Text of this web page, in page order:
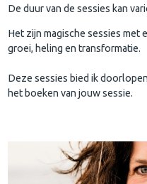
De duur van de sessies kan
Het zijn magische sessies met
groei, heling en transformatie.
Deze sessies bied ik
het boeken van jouw sessie.